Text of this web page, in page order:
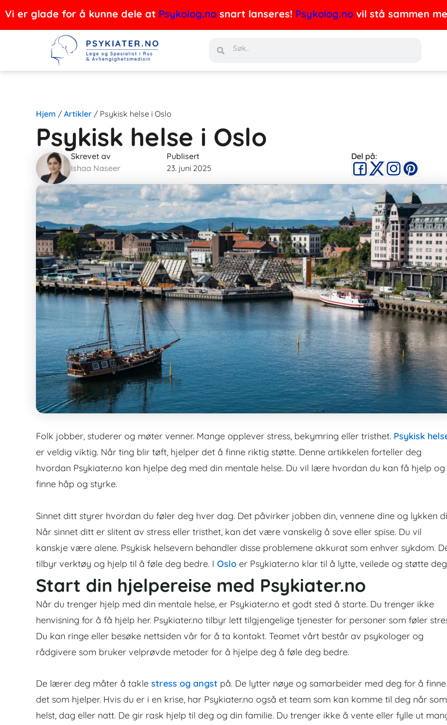
Hopp
Vi er glade for å kunne dele at Psykolog.no snart lanseres! Psykolog.no vil stå sammen
Hjem / Artikler / Psykisk helse i Oslo
Psykisk helse i Oslo
Skrevet av
Ishaa Naseer
Publisert
23. juni 2025
Del på:
Folk jobber, studerer og møter venner. Mange opplever stress, bekymring eller tristhet. Psykisk
er veldig viktig. Når ting blir tøft, hjelper det å finne riktig støtte. Denne artikkelen forteller deg
hvordan Psykiater.no kan hjelpe deg med din mentale helse. Du vil lære hvordan du kan få hjelp og
finne håp og styrke.
Sinnet ditt styrer hvordan du føler deg hver dag. Det påvirker jobben din, vennene dine og lykken
Når sinnet ditt er slitent av stress eller tristhet, kan det være vanskelig å sove eller spise. Du vil
kanskje være alene. Psykisk helsevern behandler disse problemene akkurat som enhver sykdom.
tilbyr verktøy og hjelp til å føle deg bedre. I Oslo er Psykiater.no klar til å lytte, veilede og støtte
Start din hjelpereise med Psykiater.no
Når du trenger hjelp med din mentale helse, er Psykiater.no et godt sted å starte. Du trenger ikke
henvisning for å få hjelp her. Psykiater.no tilbyr lett tilgjengelige tjenester for personer som føler
Du kan ringe eller besøke nettsiden vår for å ta kontakt. Teamet vårt består av psykologer og
rådgivere som bruker velprøvde metoder for å hjelpe deg å føle deg bedre.
De lærer deg måter å takle stress og angst på. De lytter nøye og samarbeider med deg for å finne
det som hjelper. Hvis du er i en krise, har Psykiater.no også et team som kan komme til deg når som
helst, dag eller natt. De gir rask hjelp til deg og din familie. Du trenger ikke å vente eller fylle ut